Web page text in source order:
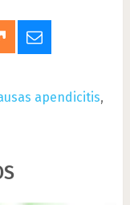
apendicitis,